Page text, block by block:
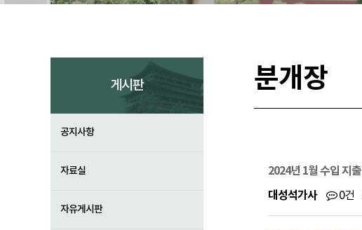
게시판
공지사항
자료실
자유게시판
분개장
2024년 1월 수입 지출
대성석가사
0건